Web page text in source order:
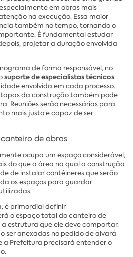
em obras mais
na execução. Essa maior
também no tempo, tornando o
É fundamental estudar
projetar a duração envolvida
de forma responsável, no
suporte de especialistas técnicos
envolvida em cada processo.
da construção também pode
Reuniões serão necessárias para
mais justo e capaz de ser
de obras
ocupa um espaço considerável,
do que a área na qual a construção
de instalar contêineres que serão
os espaços para guardar
é primordial definir
o espaço total do canteiro de
estrutura que ele deve comportar.
ser anexadas no pedido de alvará
a Prefeitura precisará entender o